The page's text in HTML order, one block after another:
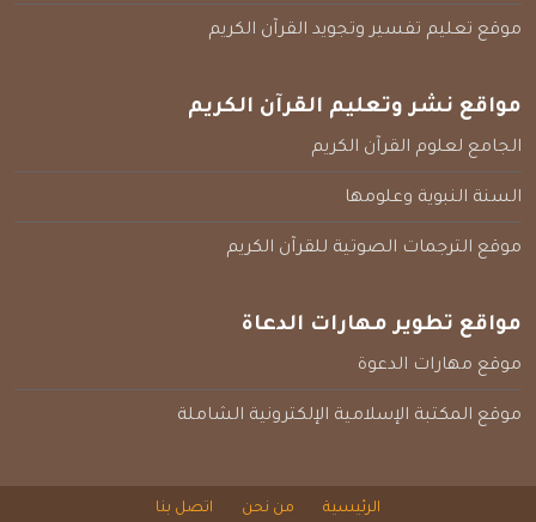
موقع تعليم تفسير وتجويد القرآن الكريم
مواقع نشر وتعليم القرآن الكريم
الجامع لعلوم القرآن الكريم
السنة النبوية وعلومها
موقع الترجمات الصوتية للقرآن الكريم
مواقع تطوير مهارات الدعاة
موقع مهارات الدعوة
موقع المكتبة الإسلامية الإلكترونية الشاملة
الرئيسية من نحن اتصل بنا